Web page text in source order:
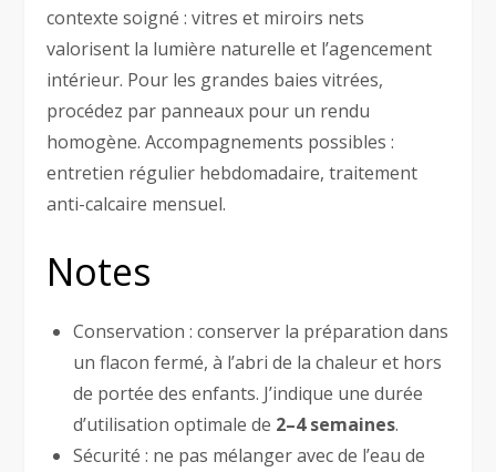
contexte soigné : vitres et miroirs nets
valorisent la lumière naturelle et l’agencement
intérieur. Pour les grandes baies vitrées,
procédez par panneaux pour un rendu
homogène. Accompagnements possibles :
entretien régulier hebdomadaire, traitement
anti-calcaire mensuel.
Notes
Conservation : conserver la préparation dans
un flacon fermé, à l’abri de la chaleur et hors
de portée des enfants. J’indique une durée
d’utilisation optimale de 2–4 semaines.
Sécurité : ne pas mélanger avec de l’eau de